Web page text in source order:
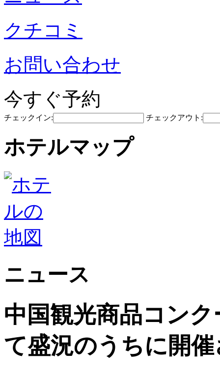
クチコミ
お問い合わせ
今すぐ予約
チェックイン: チェックアウト:
ホテルマップ
ニュース
中国観光商品コン
て盛況のうちに開